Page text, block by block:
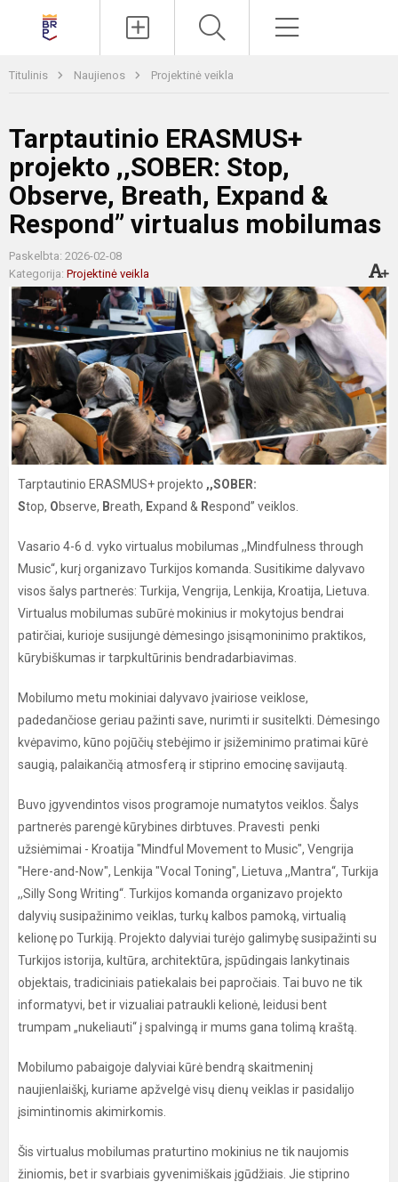
Titulinis Naujienos Projektinė veikla
Tarptautinio ERASMUS+
projekto ,,SOBER: Stop,
Observe, Breath, Expand &
Respond’’ virtualus mobilumas
Paskelbta: 2026-02-08
Kategorija: Projektinė veikla
Tarptautinio ERASMUS+ projekto ,,SOBER:
Stop, Observe, Breath, Expand & Respond’’ veiklos.
Vasario 4-6 d. vyko virtualus mobilumas ,,Mindfulness through
Music“, kurį organizavo Turkijos komanda. Susitikime dalyvavo
visos šalys partnerės: Turkija, Vengrija, Lenkija, Kroatija, Lietuva.
Virtualus mobilumas subūrė mokinius ir mokytojus bendrai
patirčiai, kurioje susijungė dėmesingo įsisąmoninimo praktikos,
kūrybiškumas ir tarpkultūrinis bendradarbiavimas.
Mobilumo metu mokiniai dalyvavo įvairiose veiklose,
padedančiose geriau pažinti save, nurimti ir susitelkti. Dėmesingo
kvėpavimo, kūno pojūčių stebėjimo ir įsižeminimo pratimai kūrė
saugią, palaikančią atmosferą ir stiprino emocinę savijautą.
Buvo įgyvendintos visos programoje numatytos veiklos. Šalys
partnerės parengė kūrybines dirbtuves. Pravesti penki
užsiėmimai - Kroatija "Mindful Movement to Music", Vengrija
"Here-and-Now", Lenkija "Vocal Toning", Lietuva ,,Mantra“, Turkija
,,Silly Song Writing“. Turkijos komanda organizavo projekto
dalyvių susipažinimo veiklas, turkų kalbos pamoką, virtualią
kelionę po Turkiją. Projekto dalyviai turėjo galimybę susipažinti su
Turkijos istorija, kultūra, architektūra, įspūdingais lankytinais
objektais, tradiciniais patiekalais bei papročiais. Tai buvo ne tik
informatyvi, bet ir vizualiai patraukli kelionė, leidusi bent
trumpam „nukeliauti“ į spalvingą ir mums gana tolimą kraštą.
Mobilumo pabaigoje dalyviai kūrė bendrą skaitmeninį
naujienlaiškį, kuriame apžvelgė visų dienų veiklas ir pasidalijo
įsimintinomis akimirkomis.
Šis virtualus mobilumas praturtino mokinius ne tik naujomis
žiniomis, bet ir svarbiais gyvenimiškais įgūdžiais. Jie stiprino